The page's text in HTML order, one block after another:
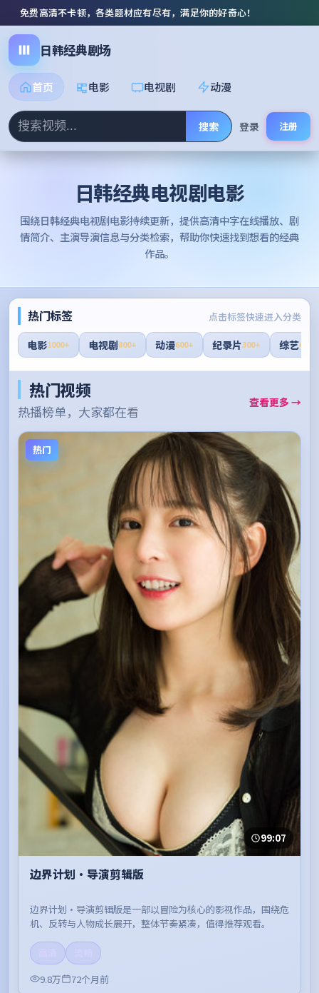
免费高清不卡顿，各类题材应有尽有，满足你的好奇心！
日韩经典剧场
首页 电影 电视剧 动漫
搜索 登录 注册
日韩经典电视剧电影
围绕日韩经典电视剧电影持续更新，提供高清中字在线播放、剧
情简介、主演导演信息与分类检索，帮助你快速找到想看的经典
作品。
热门标签 点击标签快速进入分类
电影1000+ 电视剧800+ 动漫600+ 纪录片300+ 综艺400+
热门视频
热播榜单，大家都在看
查看更多 →
热门
99:07
边界计划·导演剪辑版
边界计划·导演剪辑版是一部以冒险为核心的影视作品，围绕危
机、反转与人物成长展开，整体节奏紧凑，值得推荐观看。
9.8万
72个月前